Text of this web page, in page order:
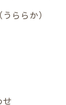
ららか）
せ